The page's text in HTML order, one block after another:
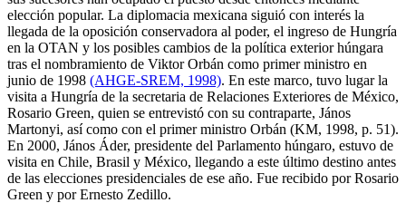
elección popular. La diplomacia mexicana siguió con interés la
llegada de la oposición conservadora al poder, el ingreso de Hungría
en la OTAN y los posibles cambios de la política exterior húngara
tras el nombramiento de Viktor Orbán como primer ministro en
junio de 1998 (AHGE-SREM, 1998). En este marco, tuvo lugar la
visita a Hungría de la secretaria de Relaciones Exteriores de México,
Rosario Green, quien se entrevistó con su contraparte, János
Martonyi, así como con el primer ministro Orbán (KM, 1998, p. 51).
En 2000, János Áder, presidente del Parlamento húngaro, estuvo de
visita en Chile, Brasil y México, llegando a este último destino antes
de las elecciones presidenciales de ese año. Fue recibido por Rosario
Green y por Ernesto Zedillo.